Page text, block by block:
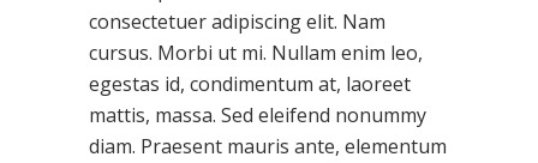
consectetuer adipiscing elit. Nam
cursus. Morbi ut mi. Nullam enim leo,
egestas id, condimentum at, laoreet
mattis, massa. Sed eleifend nonummy
diam. Praesent mauris ante, elementum